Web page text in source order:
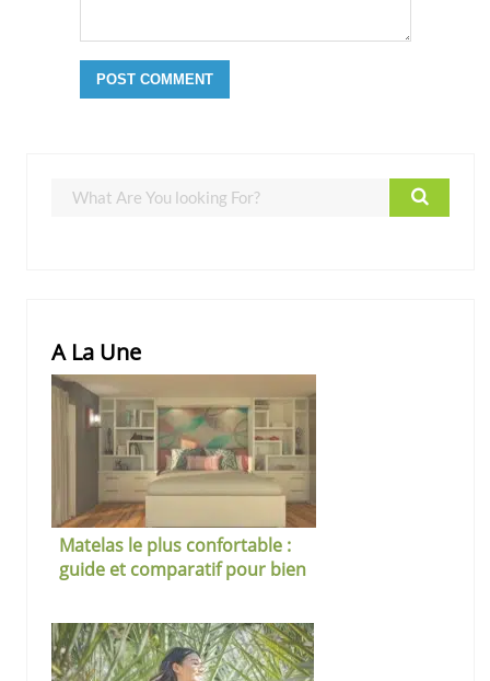
A La Une
Matelas le plus confortable :
guide et comparatif pour bien